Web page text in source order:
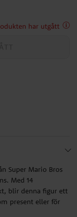
har utgått
Super Mario Bros
Med 14
blir denna figur ett
present eller för